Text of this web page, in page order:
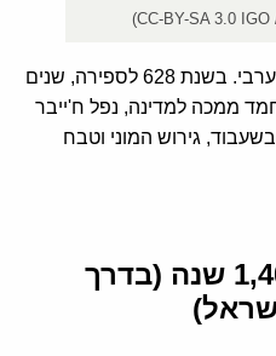
ח'ייבר היה מעוז יהודי במדבר הערבי. בשנת 628 לספירה, שנים
ממכה למדינה, נפל ח'ייבר
גירוש המוני וטבח
מסע צלב דתי בן 1,400 שנה (בדרך